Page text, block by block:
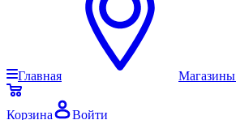
Главная Магазины
Корзина Войти